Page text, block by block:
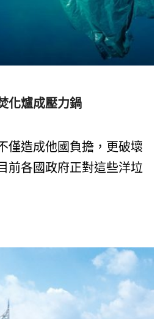
化爐成壓力鍋
僅造成他國負擔，更破壞
前各國政府正對這些洋垃